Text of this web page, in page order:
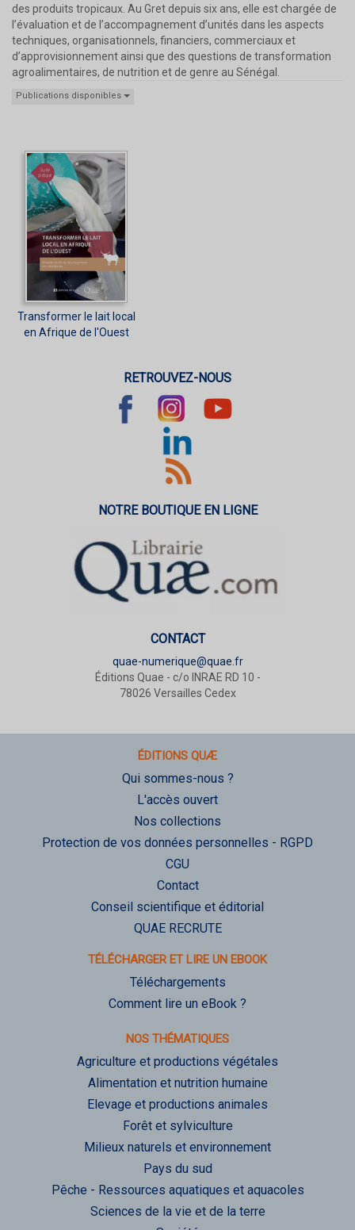
des produits tropicaux. Au Gret depuis six ans, elle est chargée de
l’évaluation et de l’accompagnement d’unités dans les aspects
techniques, organisationnels, financiers, commerciaux et
d’approvisionnement ainsi que des questions de transformation
agroalimentaires, de nutrition et de genre au Sénégal.
Publications disponibles
Transformer le lait local
en Afrique de l'Ouest
RETROUVEZ-NOUS
NOTRE BOUTIQUE EN LIGNE
CONTACT
quae-numerique@quae.fr
Éditions Quae - c/o INRAE RD 10 -
78026 Versailles Cedex
ÉDITIONS QUÆ
Qui sommes-nous ?
L'accès ouvert
Nos collections
Protection de vos données personnelles - RGPD
CGU
Contact
Conseil scientifique et éditorial
QUAE RECRUTE
TÉLÉCHARGER ET LIRE UN EBOOK
Téléchargements
Comment lire un eBook ?
NOS THÉMATIQUES
Agriculture et productions végétales
Alimentation et nutrition humaine
Elevage et productions animales
Forêt et sylviculture
Milieux naturels et environnement
Pays du sud
Pêche - Ressources aquatiques et aquacoles
Sciences de la vie et de la terre